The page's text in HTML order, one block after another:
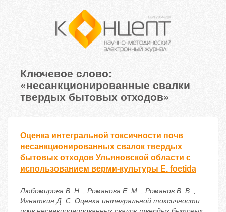
Ключевое слово:
«несанкционированные свалки
твердых бытовых отходов»
Оценка интегральной токсичности почв
несанкционированных свалок твердых
бытовых отходов Ульяновской области с
использованием верми-культуры E. foetida
Любомирова В. Н. , Романова Е. М. , Романов В. В. ,
Игнаткин Д. С. Оценка интегральной токсичности